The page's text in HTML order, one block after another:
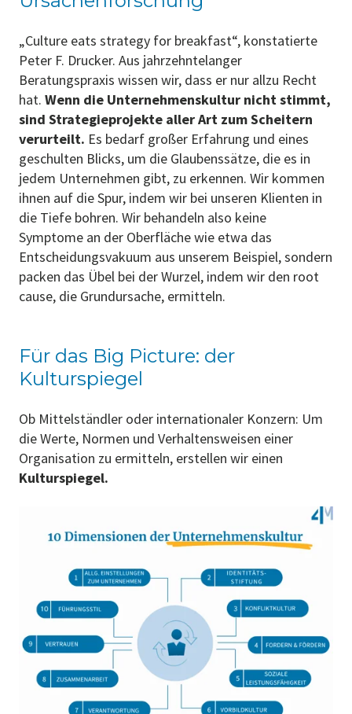
„Culture eats strategy for breakfast“, konstatierte
Peter F. Drucker. Aus jahrzehntelanger
Beratungspraxis wissen wir, dass er nur allzu Recht
hat. Wenn die Unternehmenskultur nicht stimmt,
sind Strategieprojekte aller Art zum Scheitern
verurteilt. Es bedarf großer Erfahrung und eines
geschulten Blicks, um die Glaubenssätze, die es in
jedem Unternehmen gibt, zu erkennen. Wir kommen
ihnen auf die Spur, indem wir bei unseren Klienten in
die Tiefe bohren. Wir behandeln also keine
Symptome an der Oberfläche wie etwa das
Entscheidungsvakuum aus unserem Beispiel, sondern
packen das Übel bei der Wurzel, indem wir den root
cause, die Grundursache, ermitteln.
Für das Big Picture: der
Kulturspiegel
Ob Mittelständler oder internationaler Konzern: Um
die Werte, Normen und Verhaltensweisen einer
Organisation zu ermitteln, erstellen wir einen
Kulturspiegel.